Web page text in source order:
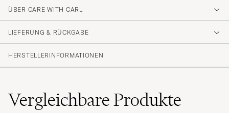
ÜBER CARE WITH CARL
LIEFERUNG & RÜCKGABE
HERSTELLERINFORMATIONEN
VergleichbareProdukte